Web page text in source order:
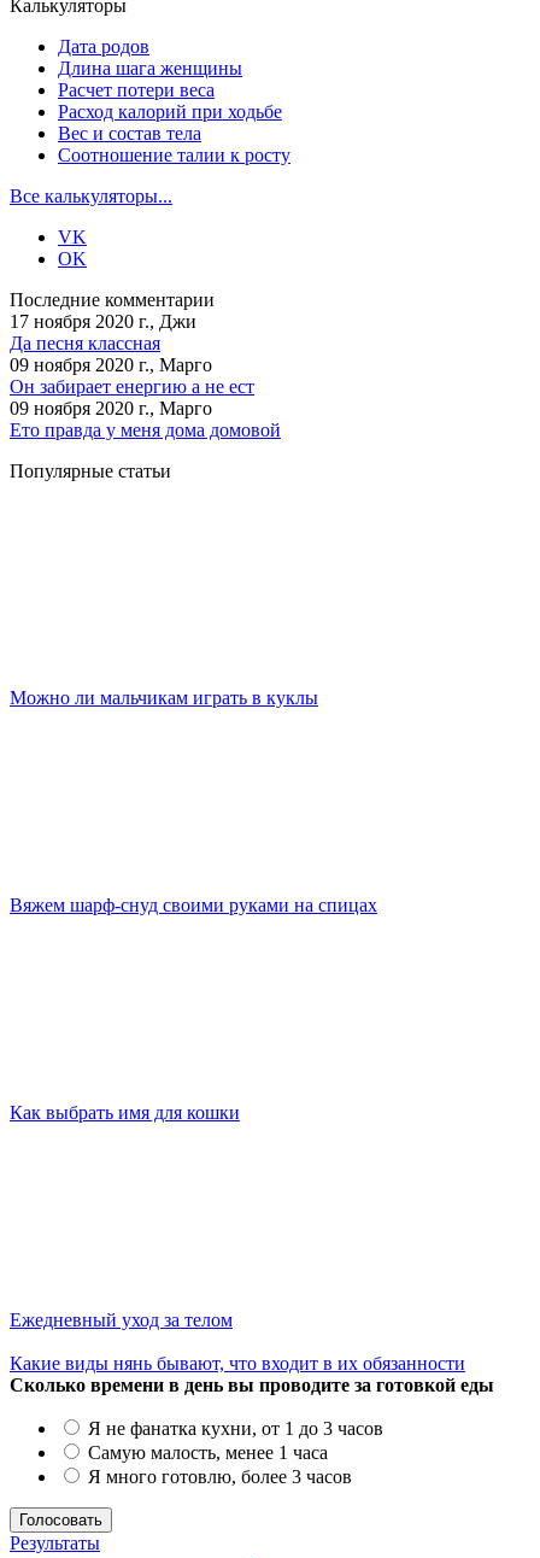
Калькуляторы
Дата родов
Длина шага женщины
Расчет потери веса
Расход калорий при ходьбе
Вес и состав тела
Соотношение талии к росту
Все калькуляторы...
VK
OK
Последние комментарии
17 ноября 2020 г., Джи
Да песня классная
09 ноября 2020 г., Марго
Он забирает енергию а не ест
09 ноября 2020 г., Марго
Ето правда у меня дома домовой
Популярные статьи
Можно ли мальчикам играть в куклы
Вяжем шарф-снуд своими руками на спицах
Как выбрать имя для кошки
Ежедневный уход за телом
Какие виды нянь бывают, что входит в их обязанности
Сколько времени в день вы проводите за готовкой еды
Я не фанатка кухни, от 1 до 3 часов
Самую малость, менее 1 часа
Я много готовлю, более 3 часов
Результаты